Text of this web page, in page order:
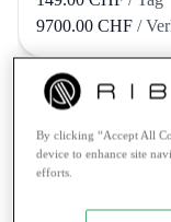
9700.00 CHF /
By clicking “Accept All
device to enhance site
efforts.